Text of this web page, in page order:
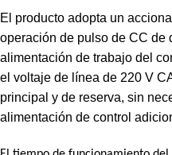
El producto adopta un
operación de pulso de CC de
alimentación de trabajo del
el voltaje de línea de 220 V
principal y de reserva, sin
alimentación de control